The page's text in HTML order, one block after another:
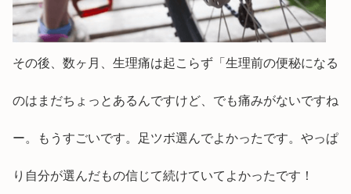
その後、数ヶ月、生理痛は起こらず「生理前の便秘になる
のはまだちょっとあるんですけど、でも痛みがないですね
ー。もうすごいです。足ツボ選んでよかったです。やっぱ
り自分が選んだもの信じて続けていてよかったです！